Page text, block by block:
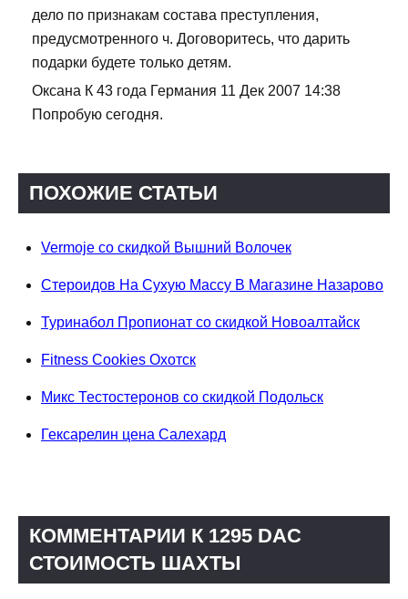
дело по признакам состава преступления,
предусмотренного ч. Договоритесь, что дарить
подарки будете только детям.
Оксана К 43 года Германия 11 Дек 2007 14:38
Попробую сегодня.
ПОХОЖИЕ СТАТЬИ
Vermoje со скидкой Вышний Волочек
Стероидов На Сухую Массу В Магазине Назарово
Туринабол Пропионат со скидкой Новоалтайск
Fitness Cookies Охотск
Микс Тестостеронов со скидкой Подольск
Гексарелин цена Салехард
КОММЕНТАРИИ К 1295 DAC
СТОИМОСТЬ ШАХТЫ